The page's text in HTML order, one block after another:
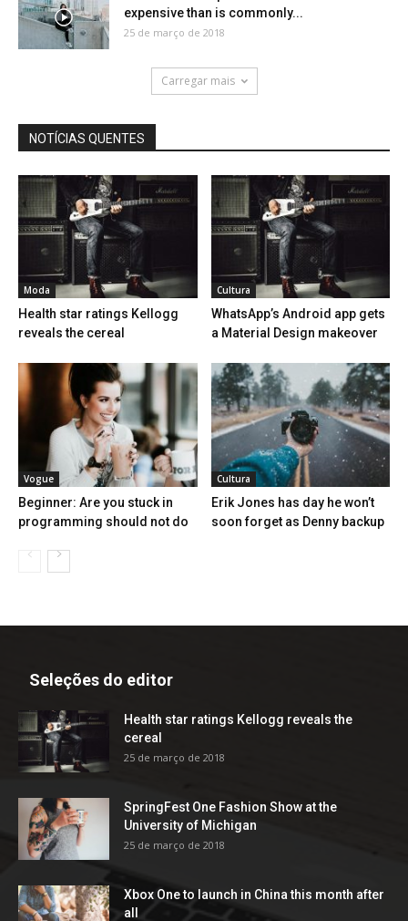
expensive than is commonly...
25 de março de 2018
Carregar mais
NOTÍCIAS QUENTES
Moda
Health star ratings Kellogg
reveals the cereal
Cultura
WhatsApp’s Android app gets
a Material Design makeover
Vogue
Beginner: Are you stuck in
programming should not do
Cultura
Erik Jones has day he won’t
soon forget as Denny backup
Seleções do editor
Health star ratings Kellogg reveals the
cereal
25 de março de 2018
SpringFest One Fashion Show at the
University of Michigan
25 de março de 2018
Xbox One to launch in China this month after
all